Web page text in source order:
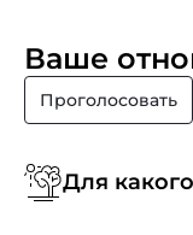
Ваше
Проголосовать
Для